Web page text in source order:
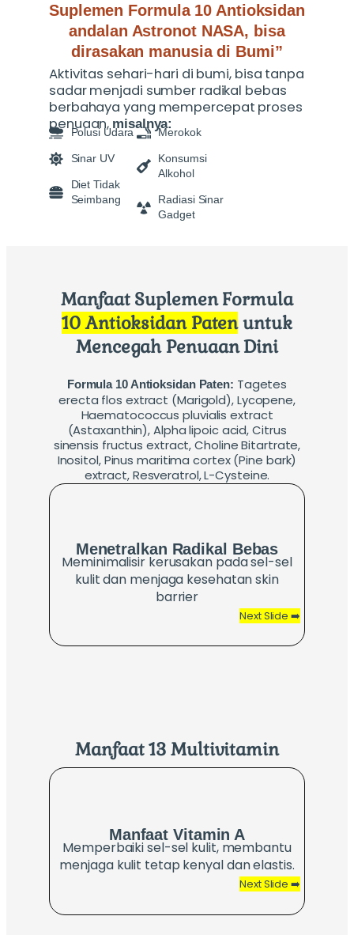
Suplemen Formula 10 Antioksidan
andalan Astronot NASA, bisa
dirasakan manusia di Bumi”
Aktivitas sehari-hari di bumi, bisa tanpa
sadar menjadi sumber radikal bebas
berbahaya yang mempercepat proses
penuaan,misalnya:
Polusi Udara
Sinar UV
Diet Tidak
Seimbang
Merokok
Konsumsi
Alkohol
Radiasi Sinar
Gadget
Manfaat Suplemen Formula
10 Antioksidan Patenuntuk
Mencegah Penuaan Dini
Formula 10 Antioksidan Paten: Tagetes
erecta flos extract (Marigold), Lycopene,
Haematococcus pluvialis extract
(Astaxanthin), Alpha lipoic acid, Citrus
sinensis fructus extract, Choline Bitartrate,
Inositol, Pinus maritima cortex (Pine bark)
extract, Resveratrol, L-Cysteine.
Menetralkan Radikal Bebas
Meminimalisir kerusakan pada sel-sel
kulit dan menjaga kesehatan skin
barrier
Next Slide ➡️
Manfaat13 Multivitamin
ManfaatVitamin A
Memperbaiki sel-sel kulit, membantu
menjaga kulit tetap kenyal dan elastis.
Next Slide ➡️